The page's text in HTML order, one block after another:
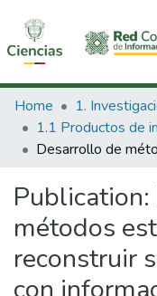
Communities &
All of DSpace
Home
Publication:
métodos
reconstruir